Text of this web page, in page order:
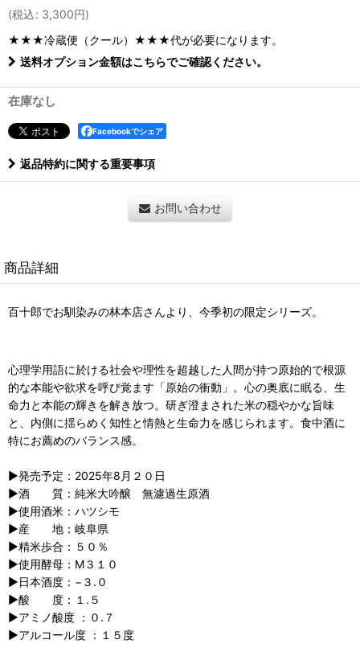
(税込: 3,300円)
★★★冷蔵便（クール）★★★代が必要になります。
送料オプション金額はこちらでご確認ください。
在庫なし
Facebookでシェア
返品特約に関する重要事項
お問い合わせ
商品詳細
百十郎でお馴染みの林本店さんより、今季初の限定シリーズ。
心理学用語に於ける社会や理性を超越した人間が持つ原始的で根源
的な本能や欲求を呼び覚ます「原始の衝動」。心の奥底に眠る、生
命力と本能の輝きを解き放つ。研ぎ澄まされた米の穏やかな旨味
と、内側に揺らめく知性と情熱と生命力を感じられます。食中酒に
特にお薦めのバランス感。
▶︎発売予定：2025年8月２０日
▶︎酒 質：純米大吟醸 無濾過生原酒
▶︎使用酒米：ハツシモ
▶︎産 地：岐阜県
▶︎精米歩合：５０％
▶︎使用酵母：M３１０
▶︎日本酒度：−３.０
▶︎酸 度：１.５
▶︎アミノ酸度 ：０.７
▶︎アルコール度 ：１５度